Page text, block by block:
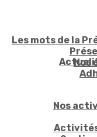
Les mots de la
Nos
Nos